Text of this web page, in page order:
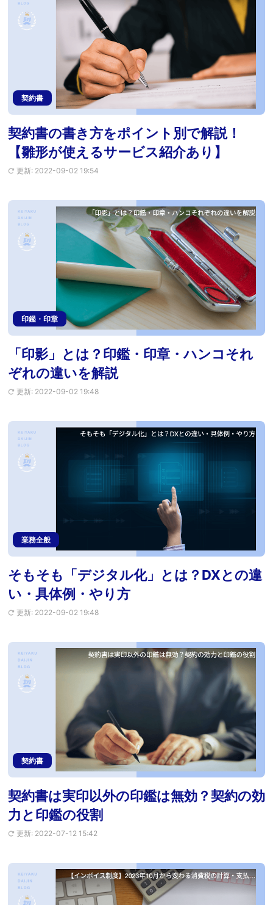
契約書
契約書の書き方をポイント別で解説！
【雛形が使えるサービス紹介あり】
更新: 2022-09-02 19:54
印鑑・印章
「印影」とは？印鑑・印章・ハンコそれ
ぞれの違いを解説
更新: 2022-09-02 19:48
業務全般
そもそも「デジタル化」とは？DXとの違
い・具体例・やり方
更新: 2022-09-02 19:48
契約書
契約書は実印以外の印鑑は無効？契約の効
力と印鑑の役割
更新: 2022-07-12 15:42